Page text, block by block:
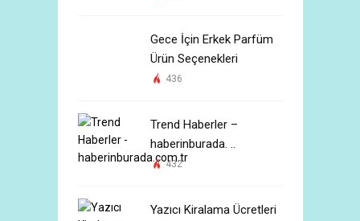
Gece İçin Erkek Parfüm
Ürün Seçenekleri
436
Trend Haberler –
haberinburada. ..
432
Yazıcı Kiralama Ücretleri